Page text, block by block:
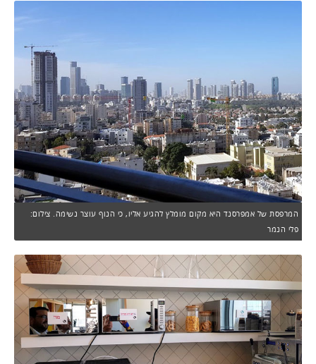
המרפסת של אמפרסנד היא מקום מומלץ להגיע אליו, כי הנוף עוצר נשימה. צילום:
פלי הנמר